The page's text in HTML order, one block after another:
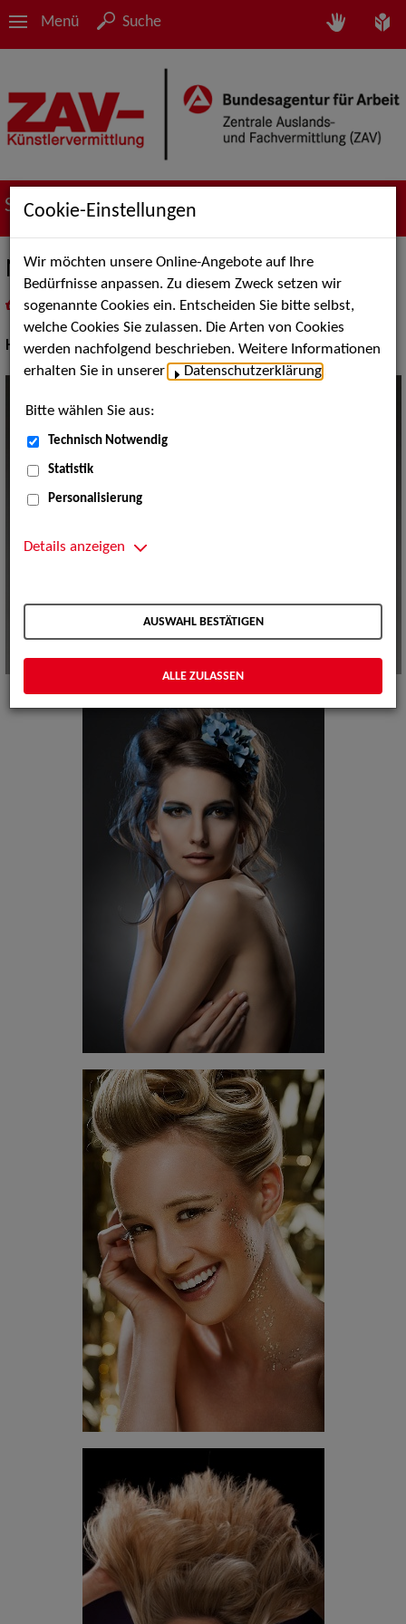
Menü Suche
Suche nach Künstler*innen
Nursen Hahn
als PDF speichern
inMeine Merklistelegen
Haare - Make-Up - Styling:Visagist*in, Stylist*in
Cookie-Einstellungen
Wir möchten unsere Online-Angebote auf Ihre
Bedürfnisse anpassen. Zu diesem Zweck setzen wir
sogenannte Cookies ein. Entscheiden Sie bitte selbst,
welche Cookies Sie zulassen. Die Arten von Cookies
werden nachfolgend beschrieben. Weitere Informationen
erhalten Sie in unserer
Datenschutzerklärung
Bitte wählen Sie aus:
Technisch Notwendig
Statistik
Personalisierung
Details anzeigen
AUSWAHL BESTÄTIGEN
ALLE ZULASSEN